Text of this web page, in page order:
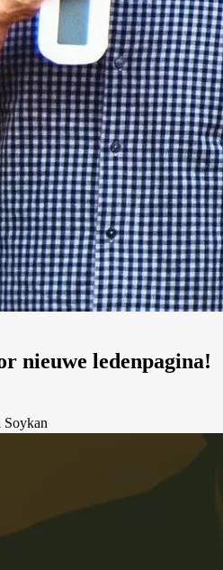
nieuwe ledenpagina!
Soykan